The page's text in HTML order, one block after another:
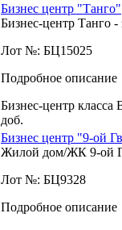
Бизнес центр "Танго"
Бизнес-центр Танго
Лот №: БЦ15025
Подробное описание
Бизнес-центр класса
доб.
Бизнес центр "9-ой
Жилой дом/ЖК 9-ой
Лот №: БЦ9328
Подробное описание